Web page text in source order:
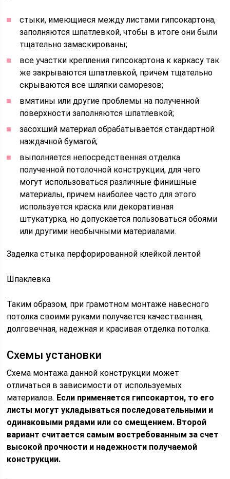
стыки, имеющиеся между листами гипсокартона,
заполняются шпатлевкой, чтобы в итоге они были
тщательно замаскированы;
все участки крепления гипсокартона к каркасу так
же закрываются шпатлевкой, причем тщательно
скрываются все шляпки саморезов;
вмятины или другие проблемы на полученной
поверхности заполняются шпатлевкой;
засохший материал обрабатывается стандартной
наждачной бумагой;
выполняется непосредственная отделка
полученной потолочной конструкции, для чего
могут использоваться различные финишные
материалы, причем наиболее часто для этого
используется краска или декоративная
штукатурка, но допускается пользоваться обоями
или другими необычными материалами.
Заделка стыка перфорированной клейкой лентой
Шпаклевка
Таким образом, при грамотном монтаже навесного
потолка своими руками получается качественная,
долговечная, надежная и красивая отделка потолка.
Схемы установки
Схема монтажа данной конструкции может
отличаться в зависимости от используемых
материалов. Если применяется гипсокартон, то его
листы могут укладываться последовательными и
одинаковыми рядами или со смещением. Второй
вариант считается самым востребованным за счет
высокой прочности и надежности получаемой
конструкции.